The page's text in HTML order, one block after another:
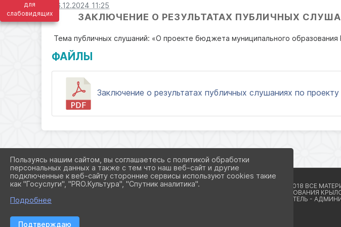
для
слабовидящих
06.12.2024 11:25
ЗАКЛЮЧЕНИЕ О РЕЗУЛЬТАТАХ ПУБЛИЧНЫХ
Тема публичных слушаний: «О проекте бюджета муниципального
ФАЙЛЫ
Заключение о результатах публичных слушаниях по
Пользуясь нашим сайтом, вы соглашаетесь с политикой обработки
персональных данных а также с тем что наш веб-сайт и другие
подключенные к веб-сайту сторонние сервисы используют cookies такие
как "Госуслуги", "PRO.Культура", "Спутник аналитика".
Подробнее
Подтверждаю